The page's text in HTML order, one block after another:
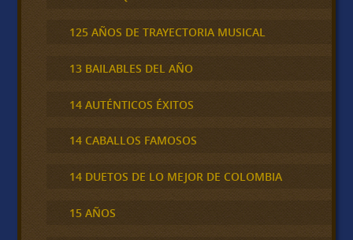
125 AÑOS DE TRAYECTORIA MUSICAL
13 BAILABLES DEL AÑO
14 AUTÉNTICOS ÉXITOS
14 CABALLOS FAMOSOS
14 DUETOS DE LO MEJOR DE COLOMBIA
15 AÑOS